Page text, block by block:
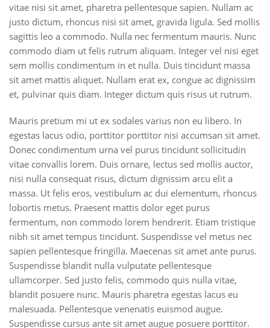
vitae nisi sit amet, pharetra pellentesque sapien. Nullam ac
justo dictum, rhoncus nisi sit amet, gravida ligula. Sed mollis
sagittis leo a commodo. Nulla nec fermentum mauris. Nunc
commodo diam ut felis rutrum aliquam. Integer vel nisi eget
sem mollis condimentum in et nulla. Duis tincidunt massa
sit amet mattis aliquet. Nullam erat ex, congue ac dignissim
et, pulvinar quis diam. Integer dictum quis risus ut rutrum.
Mauris pretium mi ut ex sodales varius non eu libero. In
egestas lacus odio, porttitor porttitor nisi accumsan sit amet.
Donec condimentum urna vel purus tincidunt sollicitudin
vitae convallis lorem. Duis ornare, lectus sed mollis auctor,
nisi nulla consequat risus, dictum dignissim arcu elit a
massa. Ut felis eros, vestibulum ac dui elementum, rhoncus
lobortis metus. Praesent mattis dolor eget purus
fermentum, non commodo lorem hendrerit. Etiam tristique
nibh sit amet tempus tincidunt. Suspendisse vel metus nec
sapien pellentesque fringilla. Maecenas sit amet ante purus.
Suspendisse blandit nulla vulputate pellentesque
ullamcorper. Sed justo felis, commodo quis nulla vitae,
blandit posuere nunc. Mauris pharetra egestas lacus eu
malesuada. Pellentesque venenatis euismod augue.
Suspendisse cursus ante sit amet augue posuere porttitor.